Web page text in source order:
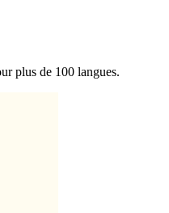
plus de 100 langues.